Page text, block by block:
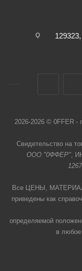
2026-2026 © 0FFER -
Свидетельство на
ООО "0ФФЕР",
Все ЦЕНЫ,
приведены как
определяемой
в любое